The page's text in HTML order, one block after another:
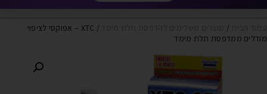
/
/ XTC – אפוקסי לציפוי
מודלים ממדפסת תלת מימד